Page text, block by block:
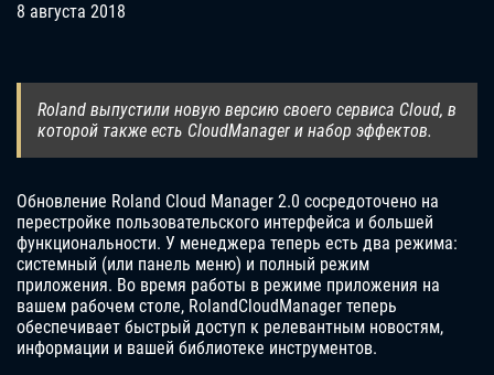
8 августа 2018
Roland выпустили новую версию своего сервиса Cloud, в
которой также есть CloudManager и набор эффектов.
Обновление Roland Cloud Manager 2.0 сосредоточено на
перестройке пользовательского интерфейса и большей
функциональности. У менеджера теперь есть два режима:
системный (или панель меню) и полный режим
приложения. Во время работы в режиме приложения на
вашем рабочем столе, RolandCloudManager теперь
обеспечивает быстрый доступ к релевантным новостям,
информации и вашей библиотеке инструментов.